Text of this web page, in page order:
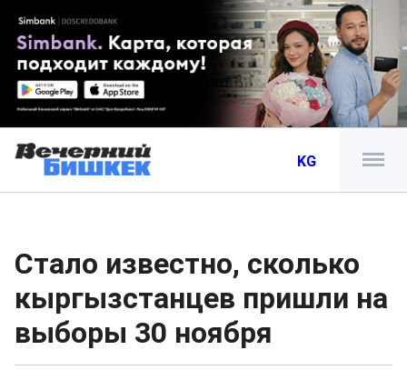
KG
Стало известно, сколько
кыргызстанцев пришли на
выборы 30 ноября